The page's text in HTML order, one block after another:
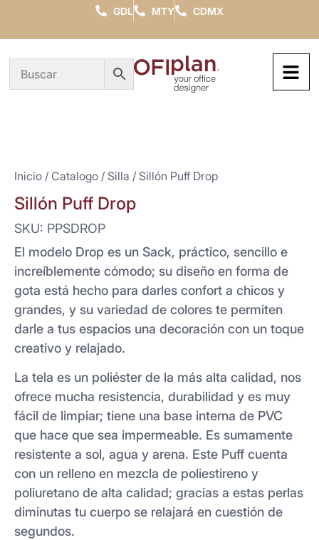
GDL MTY CDMX
Inicio / Catalogo / Silla / Sillón Puff Drop
Sillón Puff Drop
SKU: PPSDROP
El modelo Drop es un Sack, práctico, sencillo e
increíblemente cómodo; su diseño en forma de
gota está hecho para darles confort a chicos y
grandes, y su variedad de colores te permiten
darle a tus espacios una decoración con un toque
creativo y relajado.
La tela es un poliéster de la más alta calidad, nos
ofrece mucha resistencia, durabilidad y es muy
fácil de limpiar; tiene una base interna de PVC
que hace que sea impermeable. Es sumamente
resistente a sol, agua y arena. Este Puff cuenta
con un relleno en mezcla de poliestireno y
poliuretano de alta calidad; gracias a estas perlas
diminutas tu cuerpo se relajará en cuestión de
segundos.